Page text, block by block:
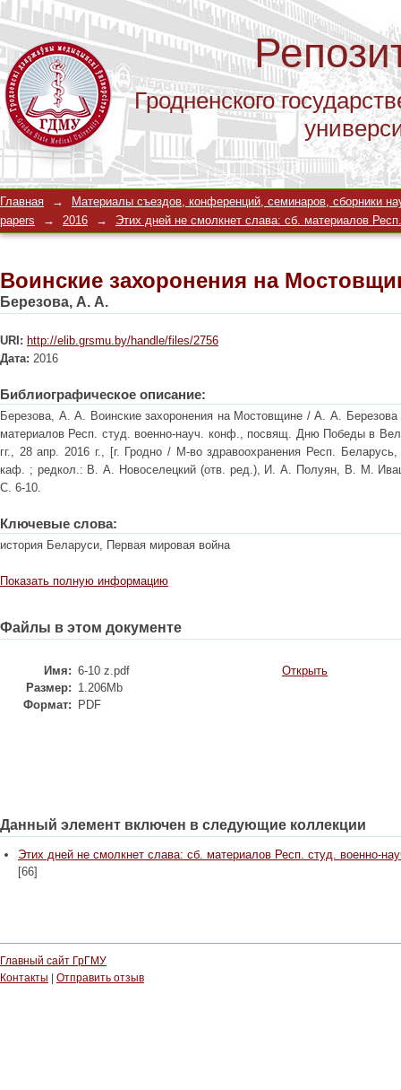
Гродненского
Воинские захоронения на
Главная →
Материалы съездов, конференций, семинаров, сборники
papers
→ 2016 → Этих дней не смолкнет слава: сб. материалов
Воинские захоронения на
Березова, А. А.
URI: http://elib.grsmu.by/handle/files/2756
Дата: 2016
Библиографическое описание:
Березова, А. А. Воинские захоронения на Мостовщине / А. А.
материалов Респ. студ. военно-науч. конф., посвящ. Дню Победы в
гг., 28 апр. 2016 г., [г. Гродно / М-во здравоохранения Респ.
каф. ; редкол.: В. А. Новоселецкий (отв. ред.), И. А. Полуян, В. М.
С. 6-10.
Ключевые слова:
история Беларуси, Первая мировая война
Показать полную информацию
Файлы в этом документе
Имя: 6-10 z.pdf
Размер: 1.206Mb
Формат:
PDF
Открыть
Данный элемент включен в следующие коллекции
Этих дней не смолкнет слава: сб. материалов Респ. студ. военно-
[66]
Главный сайт ГрГМУ
Контакты
Отправить отзыв